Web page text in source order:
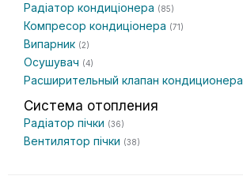
Радіатор кондиціонера (85)
Компресор кондиціонера (71)
Випарник (2)
Осушувач (4)
Расширительный клапан кондиционера
Система отопления
Радіатор пічки (36)
Вентилятор пічки (38)